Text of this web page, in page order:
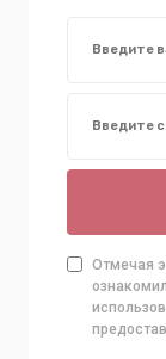
Отмечая